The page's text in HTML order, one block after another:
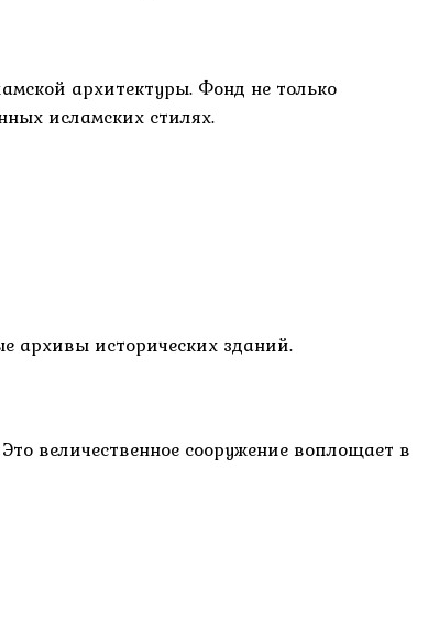
архитектуры. Фонд не только
исламских стилях.
архивы исторических зданий.
величественное сооружение воплощает в